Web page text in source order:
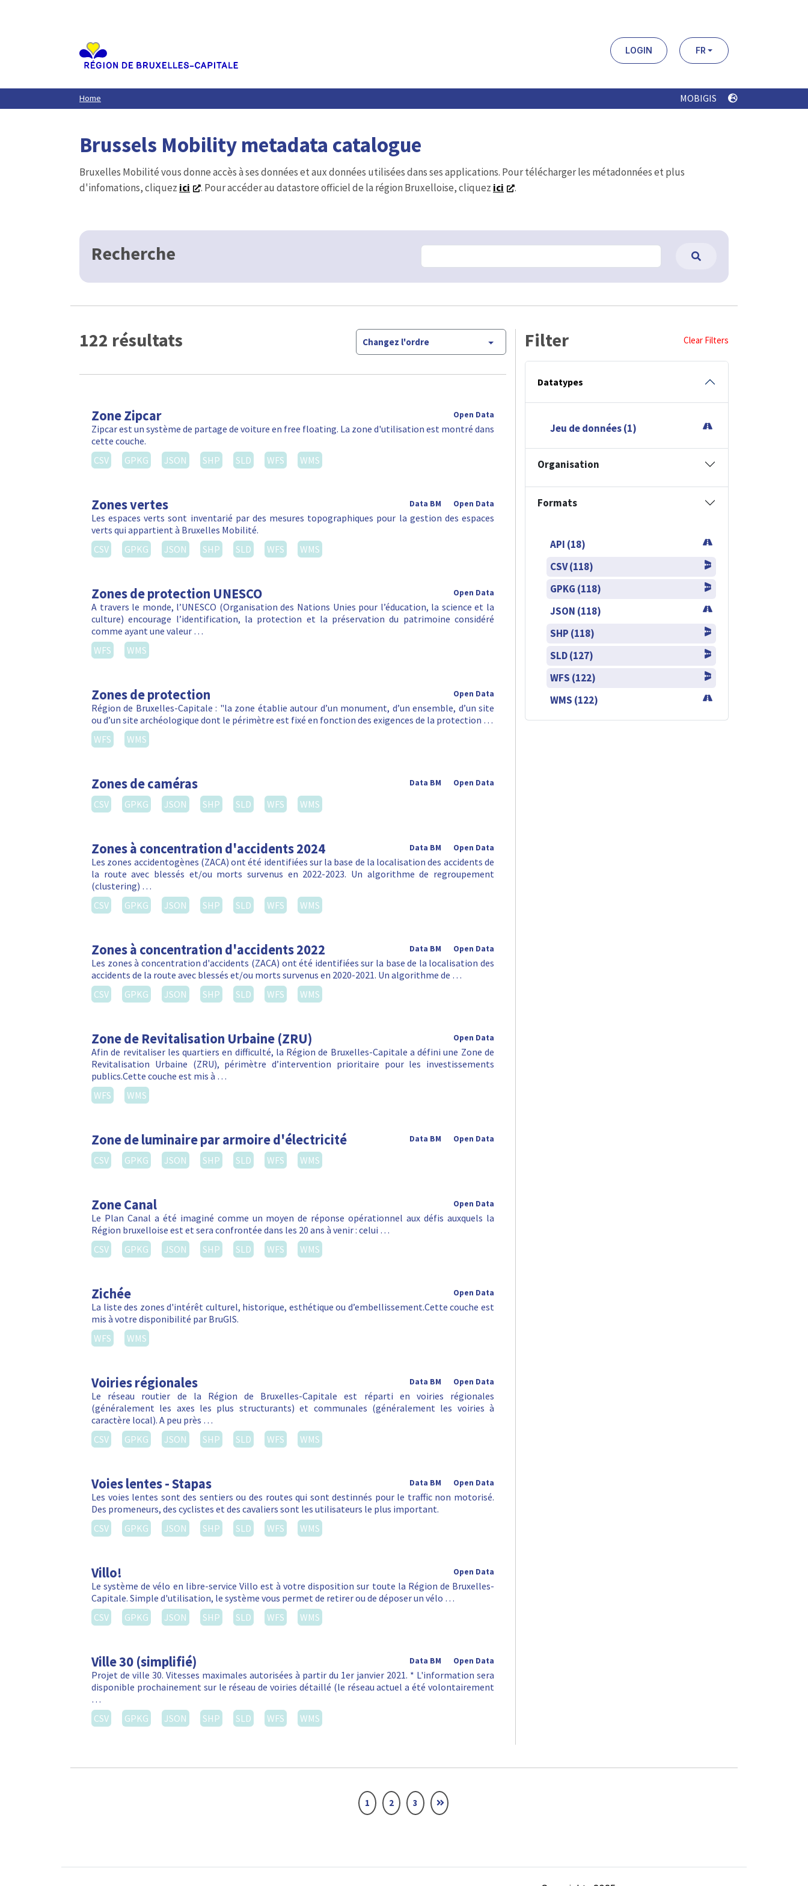
LOGIN FR
Home MOBIGIS
Brussels Mobility metadata catalogue
Bruxelles Mobilité vous donne accès à ses données et aux données utilisées dans ses applications. Pour télécharger les métadonnées et plus
d'infomations, cliquez ici . Pour accéder au datastore officiel de la région Bruxelloise, cliquez ici .
Recherche
122 résultats Changez l'ordre
Zone Zipcar Open Data
Zipcar est un système de partage de voiture en free floating. La zone d'utilisation est montré dans
cette couche.
CSV
GPKG JSON SHP SLD WFS WMS
Zones vertes Open Data
Data BM
Les espaces verts sont inventarié par des mesures topographiques pour la gestion des espaces
verts qui appartient à Bruxelles Mobilité.
CSV
GPKG JSON SHP SLD WFS WMS
Zones de protection UNESCO Open Data
A travers le monde, l’UNESCO (Organisation des Nations Unies pour l’éducation, la science et la
culture) encourage l’identification, la protection et la préservation du patrimoine considéré
comme ayant une valeur …
WFS
WMS
Zones de protection Open Data
Région de Bruxelles-Capitale : "la zone établie autour d’un monument, d’un ensemble, d’un site
ou d’un site archéologique dont le périmètre est fixé en fonction des exigences de la protection …
WFS
WMS
Zones de caméras Open Data
Data BM
CSV GPKG JSON SHP SLD WFS WMS
Zones à concentration d'accidents 2024 Open Data
Data BM
Les zones accidentogènes (ZACA) ont été identifiées sur la base de la localisation des accidents de
la route avec blessés et/ou morts survenus en 2022-2023. Un algorithme de regroupement
(clustering) …
CSV
GPKG JSON SHP SLD WFS WMS
Zones à concentration d'accidents 2022 Open Data
Data BM
Les zones à concentration d'accidents (ZACA) ont été identifiées sur la base de la localisation des
accidents de la route avec blessés et/ou morts survenus en 2020-2021. Un algorithme de …
CSV
GPKG JSON SHP SLD WFS WMS
Zone de Revitalisation Urbaine (ZRU) Open Data
Afin de revitaliser les quartiers en difficulté, la Région de Bruxelles-Capitale a défini une Zone de
Revitalisation Urbaine (ZRU), périmètre d’intervention prioritaire pour les investissements
publics.Cette couche est mis à …
WFS
WMS
Zone de luminaire par armoire d'électricité Open Data
Data BM
CSV GPKG JSON SHP SLD WFS WMS
Zone Canal Open Data
Le Plan Canal a été imaginé comme un moyen de réponse opérationnel aux défis auxquels la
Région bruxelloise est et sera confrontée dans les 20 ans à venir : celui …
CSV
GPKG JSON SHP SLD WFS WMS
Zichée Open Data
La liste des zones d'intérêt culturel, historique, esthétique ou d’embellissement.Cette couche est
mis à votre disponibilité par BruGIS.
WFS
WMS
Voiries régionales Open Data
Data BM
Le réseau routier de la Région de Bruxelles-Capitale est réparti en voiries régionales
(généralement les axes les plus structurants) et communales (généralement les voiries à
caractère local). A peu près …
CSV
GPKG JSON SHP SLD WFS WMS
Voies lentes - Stapas Open Data
Data BM
Les voies lentes sont des sentiers ou des routes qui sont destinnés pour le traffic non motorisé.
Des promeneurs, des cyclistes et des cavaliers sont les utilisateurs le plus important.
CSV
GPKG JSON SHP SLD WFS WMS
Villo! Open Data
Le système de vélo en libre-service Villo est à votre disposition sur toute la Région de Bruxelles-
Capitale. Simple d'utilisation, le système vous permet de retirer ou de déposer un vélo …
CSV
GPKG JSON SHP SLD WFS WMS
Ville 30 (simplifié) Open Data
Data BM
Projet de ville 30. Vitesses maximales autorisées à partir du 1er janvier 2021. * L'information sera
disponible prochainement sur le réseau de voiries détaillé (le réseau actuel a été volontairement
…
CSV
GPKG JSON SHP SLD WFS WMS
Filter Clear Filters
Datatypes
Jeu de données (1)
Organisation
Formats
API (18)
CSV (118)
GPKG (118)
JSON (118)
SHP (118)
SLD (127)
WFS (122)
WMS (122)
1 2 3